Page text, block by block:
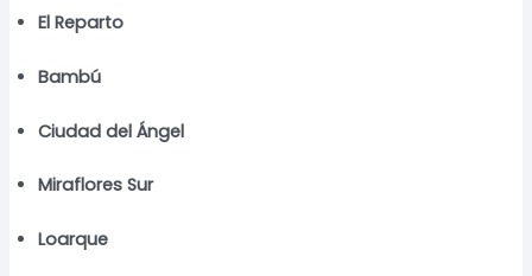
El Reparto
Bambú
Ciudad del Ángel
Miraflores Sur
Loarque